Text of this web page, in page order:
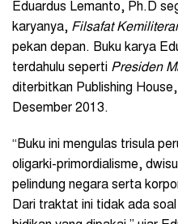
Eduardus Lemanto, Ph.D
karyanya, Filsafat
pekan depan. Buku karya
terdahulu seperti Presiden
diterbitkan Publishing
Desember 2013.
“Buku ini mengulas trisula
oligarki-primordialisme,
pelindung negara serta
Dari traktat ini tidak ada